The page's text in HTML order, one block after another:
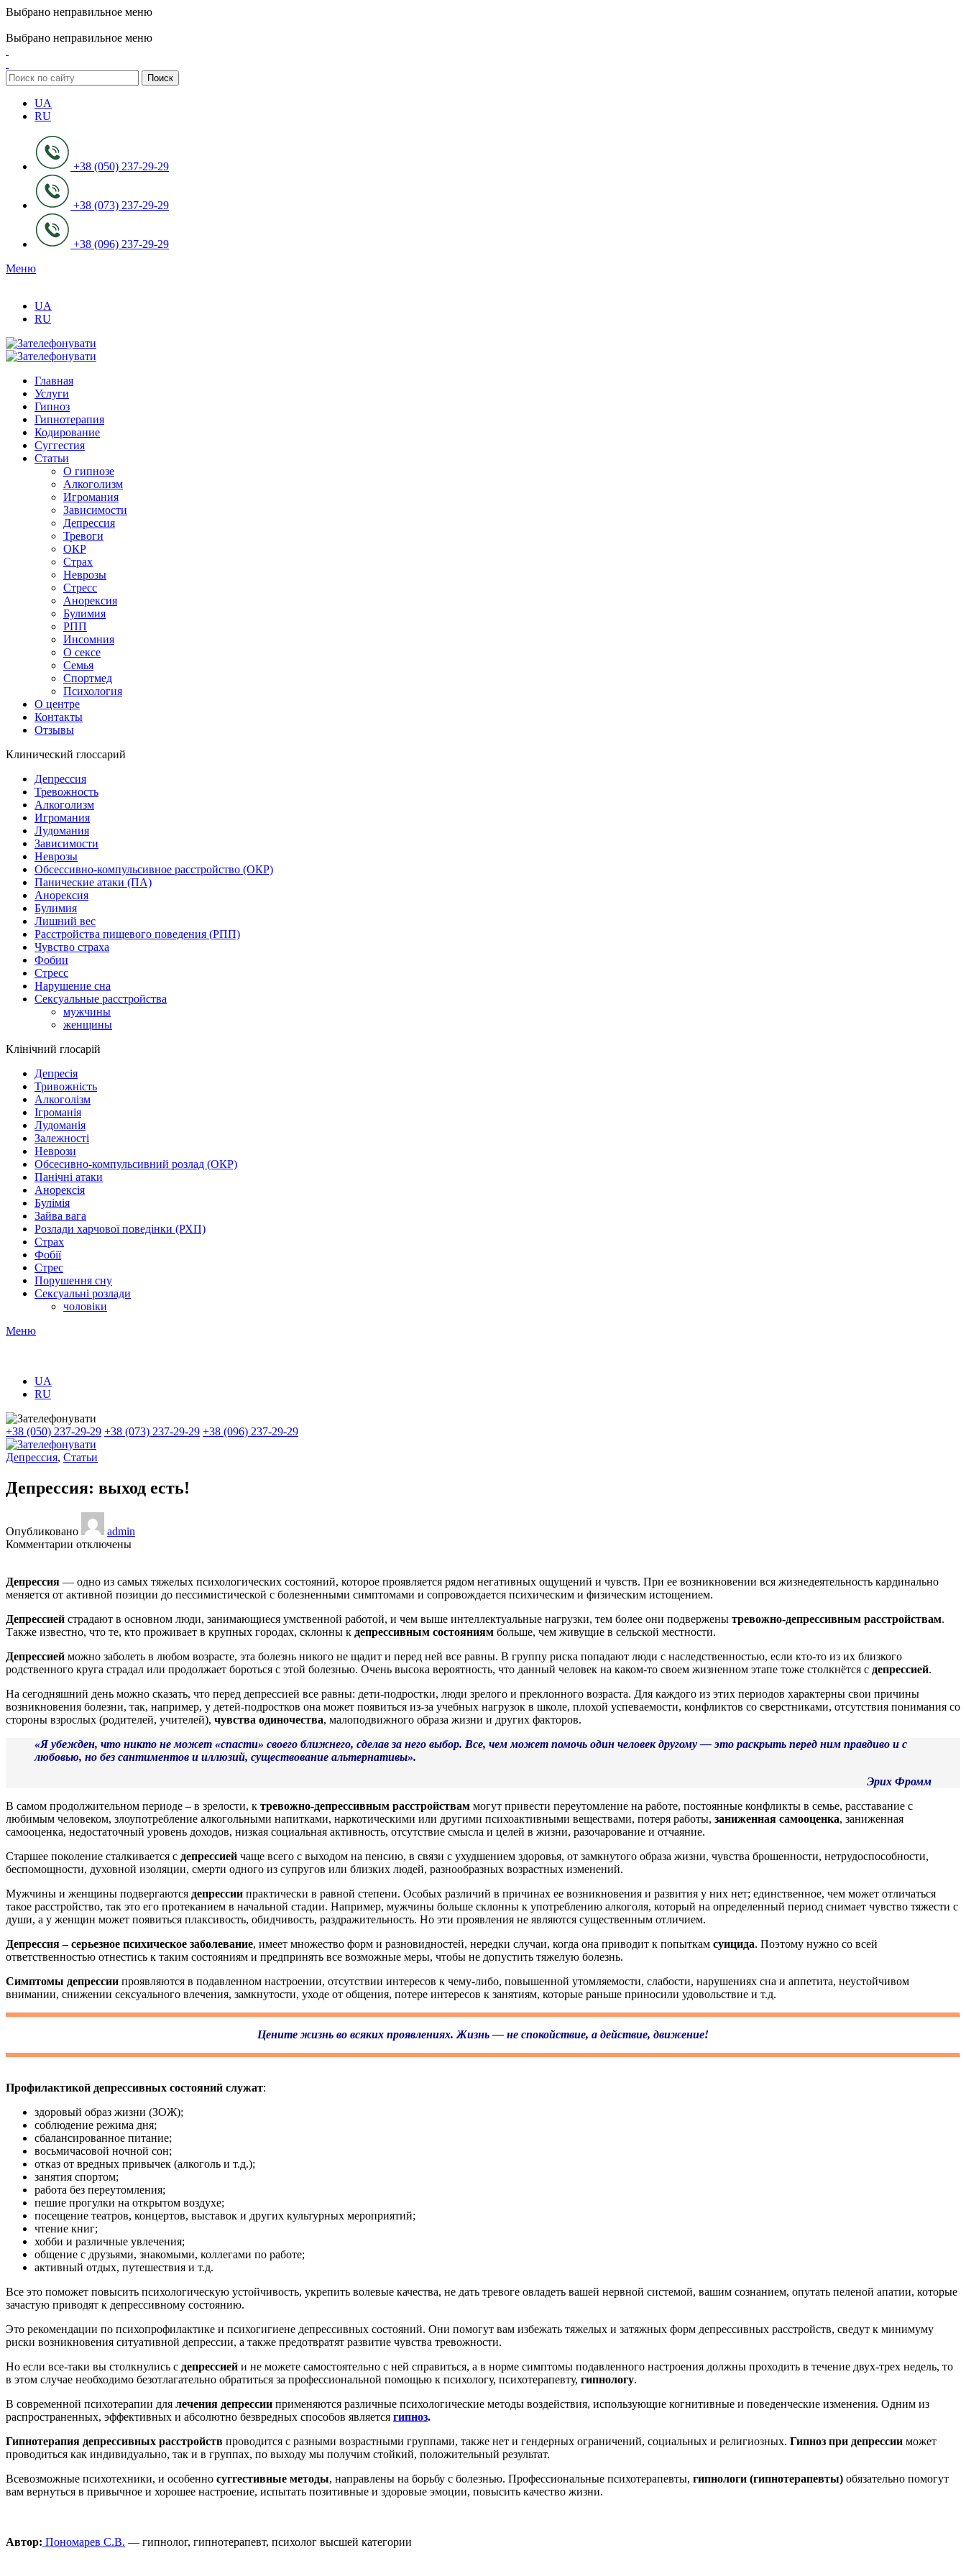
Выбрано неправильное меню
Выбрано неправильное меню
Поиск
UA
RU
+38 (050) 237-29-29
+38 (073) 237-29-29
+38 (096) 237-29-29
Меню
UA
RU
Главная
Услуги
Гипноз
Гипнотерапия
Кодирование
Суггестия
Статьи
О гипнозе
Алкоголизм
Игромания
Зависимости
Депрессия
Тревоги
ОКР
Страх
Неврозы
Стресс
Анорексия
Булимия
РПП
Инсомния
О сексе
Семья
Спортмед
Психология
О центре
Контакты
Отзывы
Клинический глоссарий
Депрессия
Тревожность
Алкоголизм
Игромания
Лудомания
Зависимости
Неврозы
Обсессивно-компульсивное расстройство (ОКР)
Панические атаки (ПА)
Анорексия
Булимия
Лишний вес
Расстройства пищевого поведения (РПП)
Чувство страха
Фобии
Стресс
Нарушение сна
Сексуальные расстройства
мужчины
женщины
Клінічний глосарій
Депресія
Тривожність
Алкоголізм
Ігроманія
Лудоманія
Залежності
Неврози
Обсесивно-компульсивний розлад (ОКР)
Панічні атаки
Анорексія
Булімія
Зайва вага
Розлади харчової поведінки (РХП)
Страх
Фобії
Стрес
Порушення сну
Сексуальні розлади
чоловіки
Меню
UA
RU
+38 (050) 237-29-29 +38 (073) 237-29-29 +38 (096) 237-29-29
Депрессия, Статьи
Депрессия: выход есть!
Опубликовано
admin
Комментарии к
выход
есть!
отключены
Депрессия — одно из самых тяжелых психологических состояний, которое проявляется рядом негативных ощущений и чувств. При ее возникновении вся жизнедеятельность кардинально
меняется от активной позиции до пессимистической с болезненными симптомами и сопровождается психическим и физическим истощением.
Депрессией страдают в основном люди, занимающиеся умственной работой, и чем выше интеллектуальные нагрузки, тем более они подвержены тревожно-депрессивным расстройствам.
Также известно, что те, кто проживает в крупных городах, склонны к депрессивным состояниям больше, чем живущие в сельской местности.
Депрессией можно заболеть в любом возрасте, эта болезнь никого не щадит и перед ней все равны. В группу риска попадают люди с наследственностью, если кто-то из их близкого
родственного круга страдал или продолжает бороться с этой болезнью. Очень высока вероятность, что данный человек на каком-то своем жизненном этапе тоже столкнётся с депрессией.
На сегодняшний день можно сказать, что перед депрессией все равны: дети-подростки, люди зрелого и преклонного возраста. Для каждого из этих периодов характерны свои причины
возникновения болезни, так, например, у детей-подростков она может появиться из-за учебных нагрузок в школе, плохой успеваемости, конфликтов со сверстниками, отсутствия понимания со
стороны взрослых (родителей, учителей), чувства одиночества, малоподвижного образа жизни и других факторов.
«Я убежден, что никто не может «спасти» своего ближнего, сделав за него выбор. Все, чем может помочь один человек другому — это раскрыть перед ним правдиво и с
любовью, но без сантиментов и иллюзий, существование альтернативы».
Эрих Фромм
В самом продолжительном периоде – в зрелости, к тревожно-депрессивным расстройствам могут привести переутомление на работе, постоянные конфликты в семье, расставание с
любимым человеком, злоупотребление алкогольными напитками, наркотическими или другими психоактивными веществами, потеря работы, заниженная самооценка, заниженная
самооценка, недостаточный уровень доходов, низкая социальная активность, отсутствие смысла и целей в жизни, разочарование и отчаяние.
Старшее поколение сталкивается с депрессией чаще всего с выходом на пенсию, в связи с ухудшением здоровья, от замкнутого образа жизни, чувства брошенности, нетрудоспособности,
беспомощности, духовной изоляции, смерти одного из супругов или близких людей, разнообразных возрастных изменений.
Мужчины и женщины подвергаются депрессии практически в равной степени. Особых различий в причинах ее возникновения и развития у них нет; единственное, чем может отличаться
такое расстройство, так это его протеканием в начальной стадии. Например, мужчины больше склонны к употреблению алкоголя, который на определенный период снимает чувство тяжести с
души, а у женщин может появиться плаксивость, обидчивость, раздражительность. Но эти проявления не являются существенным отличием.
Депрессия – серьезное психическое заболевание, имеет множество форм и разновидностей, нередки случаи, когда она приводит к попыткам суицида. Поэтому нужно со всей
ответственностью отнестись к таким состояниям и предпринять все возможные меры, чтобы не допустить тяжелую болезнь.
Симптомы депрессии проявляются в подавленном настроении, отсутствии интересов к чему-либо, повышенной утомляемости, слабости, нарушениях сна и аппетита, неустойчивом
внимании, снижении сексуального влечения, замкнутости, уходе от общения, потере интересов к занятиям, которые раньше приносили удовольствие и т.д.
Цените жизнь во всяких проявлениях. Жизнь — не спокойствие, а действие, движение!
Профилактикой депрессивных состояний служат:
здоровый образ жизни (ЗОЖ);
соблюдение режима дня;
сбалансированное питание;
восьмичасовой ночной сон;
отказ от вредных привычек (алкоголь и т.д.);
занятия спортом;
работа без переутомления;
пешие прогулки на открытом воздухе;
посещение театров, концертов, выставок и других культурных мероприятий;
чтение книг;
хобби и различные увлечения;
общение с друзьями, знакомыми, коллегами по работе;
активный отдых, путешествия и т.д.
Все это поможет повысить психологическую устойчивость, укрепить волевые качества, не дать тревоге овладеть вашей нервной системой, вашим сознанием, опутать пеленой апатии, которые
зачастую приводят к депрессивному состоянию.
Это рекомендации по психопрофилактике и психогигиене депрессивных состояний. Они помогут вам избежать тяжелых и затяжных форм депрессивных расстройств, сведут к минимуму
риски возникновения ситуативной депрессии, а также предотвратят развитие чувства тревожности.
Но если все-таки вы столкнулись с депрессией и не можете самостоятельно с ней справиться, а в норме симптомы подавленного настроения должны проходить в течение двух-трех недель, то
в этом случае необходимо безотлагательно обратиться за профессиональной помощью к психологу, психотерапевту, гипнологу.
В современной психотерапии для лечения депрессии применяются различные психологические методы воздействия, использующие когнитивные и поведенческие изменения. Одним из
распространенных, эффективных и абсолютно безвредных способов является гипноз.
Гипнотерапия депрессивных расстройств проводится с разными возрастными группами, также нет и гендерных ограничений, социальных и религиозных. Гипноз при депрессии может
проводиться как индивидуально, так и в группах, по выходу мы получим стойкий, положительный результат.
Всевозможные психотехники, и особенно суггестивные методы, направлены на борьбу с болезнью. Профессиональные психотерапевты, гипнологи (гипнотерапевты) обязательно помогут
вам вернуться в привычное и хорошее настроение, испытать позитивные и здоровые эмоции, повысить качество жизни.
Автор: Пономарев С.В. — гипнолог, гипнотерапевт, психолог высшей категории